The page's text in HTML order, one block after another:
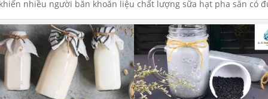
nhiều người băn khoăn liệu chất lượng sữa hạt pha sẵn có